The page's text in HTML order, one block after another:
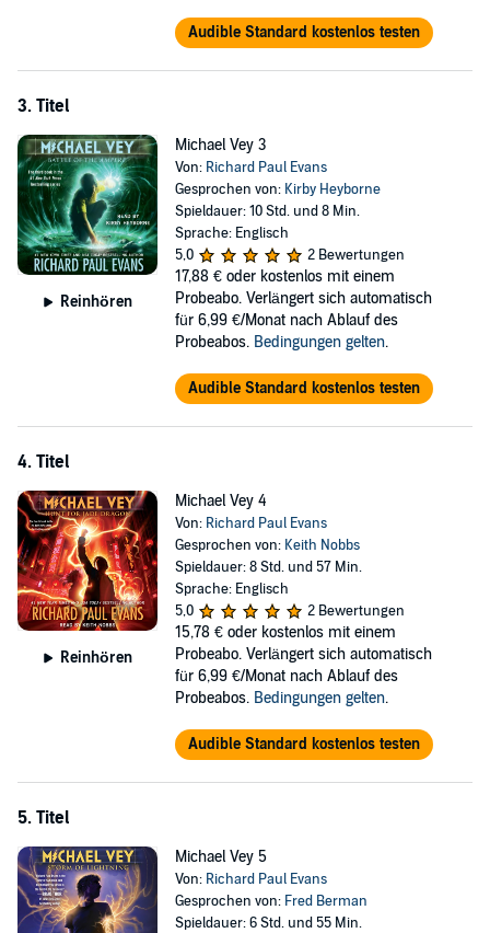
excitement of this fast-paced supernatural series about loyalty,
Audible Standard kostenlos testen
3. Titel
Reinhören
Michael Vey 3
Von: Richard Paul Evans
Gesprochen von: Kirby Heyborne
Spieldauer: 10 Std. und 8 Min.
Sprache: Englisch
5,0
2 Bewertungen
17,88 € oder kostenlos mit einem
Probeabo. Verlängert sich automatisch
für 6,99 €/Monat nach Ablauf des
Probeabos. Bedingungen gelten.
Audible Standard kostenlos testen
4. Titel
Reinhören
Michael Vey 4
Von: Richard Paul Evans
Gesprochen von: Keith Nobbs
Spieldauer: 8 Std. und 57 Min.
Sprache: Englisch
5,0
2 Bewertungen
15,78 € oder kostenlos mit einem
Probeabo. Verlängert sich automatisch
für 6,99 €/Monat nach Ablauf des
Probeabos. Bedingungen gelten.
Audible Standard kostenlos testen
5. Titel
Michael Vey 5
Von: Richard Paul Evans
Gesprochen von: Fred Berman
Spieldauer: 6 Std. und 55 Min.